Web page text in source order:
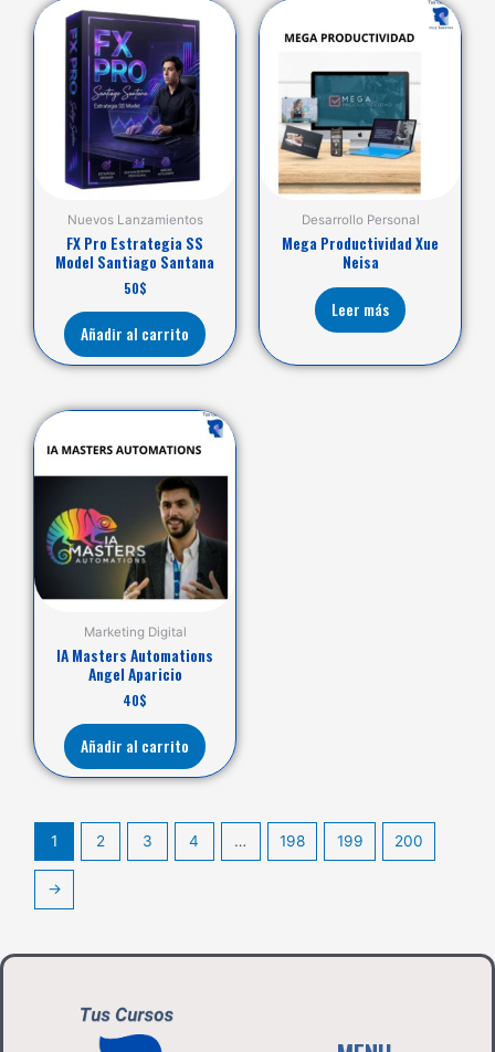
Nuevos Lanzamientos
FX Pro Estrategia SS
Model Santiago Santana
50$
Añadir al carrito
Desarrollo Personal
Mega Productividad Xue
Neisa
Leer más
Marketing Digital
IA Masters Automations
Angel Aparicio
40$
Añadir al carrito
1 2 3 4 … 198 199 200
→